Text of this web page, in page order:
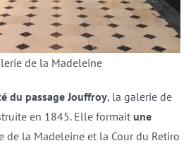
de la Madeleine
du passage Jouffroy, la galerie de
en 1845. Elle formait une
de la Madeleine et la Cour du Retiro